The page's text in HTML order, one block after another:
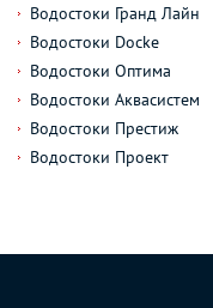
Водостоки Гранд Лайн
Водостоки Docke
Водостоки Оптима
Водостоки Аквасистем
Водостоки Престиж
Водостоки Проект